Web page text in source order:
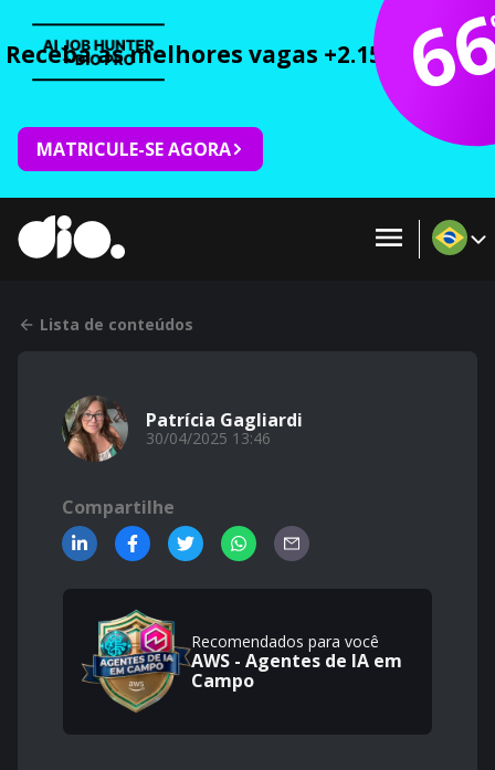
Receba as melhores vagas +2.150 cursos
MATRICULE-SE AGORA
Lista de conteúdos
Patrícia Gagliardi
30/04/2025 13:46
Compartilhe
Recomendados para você
AWS - Agentes de IA em
Campo